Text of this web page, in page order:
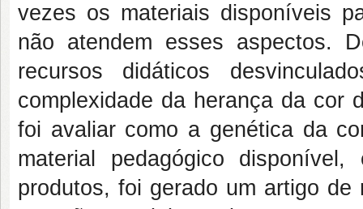
vezes os materiais disponíveis
não atendem esses aspectos.
recursos didáticos
complexidade da herança da cor
foi avaliar como a genética da
material pedagógico
produtos, foi gerado um artigo